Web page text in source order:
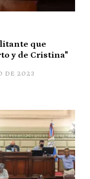
que
y de Cristina"
DE 2023